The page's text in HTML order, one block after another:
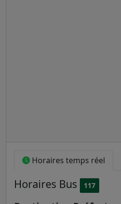
Horaires temps réel
Horaires Bus 117